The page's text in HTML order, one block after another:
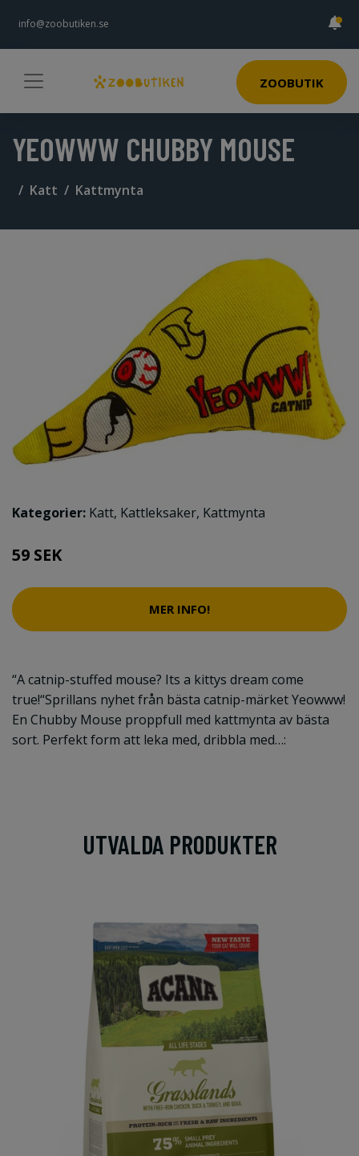
info@zoobutiken.se
ZOOBUTIK
YEOWWW CHUBBY MOUSE
Katt Kattmynta
Kategorier: Katt, Kattleksaker, Kattmynta
59 SEK
MER INFO!
“A catnip-stuffed mouse? Its a kittys dream come
true!“Sprillans nyhet från bästa catnip-märket Yeowww!
En Chubby Mouse proppfull med kattmynta av bästa
sort. Perfekt form att leka med, dribbla med…:
UTVALDA PRODUKTER